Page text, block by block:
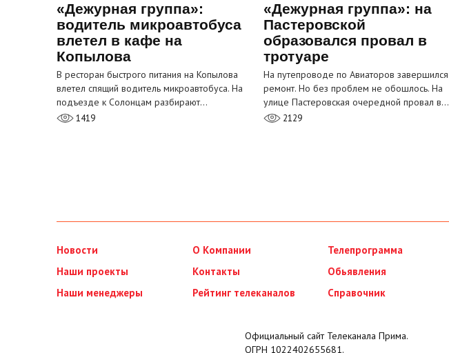
«Дежурная группа»:
водитель микроавтобуса
влетел в кафе на
Копылова
В ресторан быстрого питания на Копылова
влетел спящий водитель микроавтобуса. На
подъезде к Солонцам разбирают…
1419
«Дежурная группа»: на
Пастеровской
образовался провал в
тротуаре
На путепроводе по Авиаторов завершился
ремонт. Но без проблем не обошлось. На
улице Пастеровская очередной провал в…
2129
Новости
Наши проекты
Наши менеджеры
О Компании
Контакты
Рейтинг телеканалов
Телепрограмма
Обьявления
Справочник
Официальный сайт Телеканала Прима.
ОГРН 1022402655681.